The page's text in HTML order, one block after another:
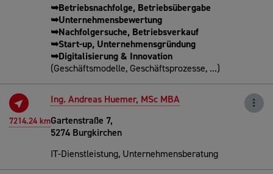
➥Betriebsnachfolge, Betriebsübergabe
➥Unternehmensbewertung
➥Nachfolgersuche, Betriebsverkauf
➥Start-up, Unternehmensgründung
➥Digitalisierung & Innovation
(Geschäftsmodelle, Geschäftsprozesse, ...)
7214.24 km
Ing. Andreas Huemer, MSc MBA
Gartenstraße 7,
5274 Burgkirchen
IT-Dienstleistung, Unternehmensberatung